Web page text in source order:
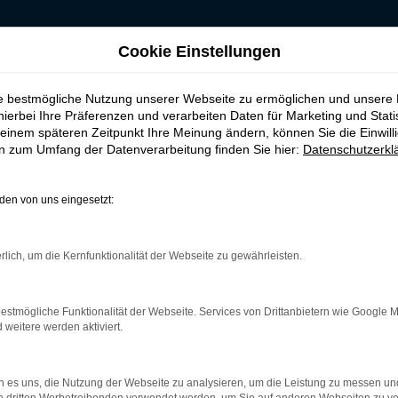
kaufen,
Tipp für Bremen
Erwägungen heraus eine erstklassige Wahl. Sie sparen
Was Budde Automobile auszeichnet, ist unsere
Gebrauchtwagen vor dem Verkauf nach Bremen genau zu
die Verschleißteile einschließt. Ein VW Caddy
Cookie Einstellungen
bestmögliche Nutzung unserer Webseite zu ermöglichen und unsere
Ihre Präferenzen und verarbeiten Daten für Marketing und
späteren Zeitpunkt Ihre Meinung ändern, können Sie die
zum Umfang der Datenverarbeitung finden Sie hier:
von uns eingesetzt:
um die Kernfunktionalität der Webseite zu gewährleisten.
Funktionalität der Webseite. Services von Drittanbietern wie Google
weitere werden aktiviert.
es uns, die Nutzung der Webseite zu analysieren, um die Leistung zu messen